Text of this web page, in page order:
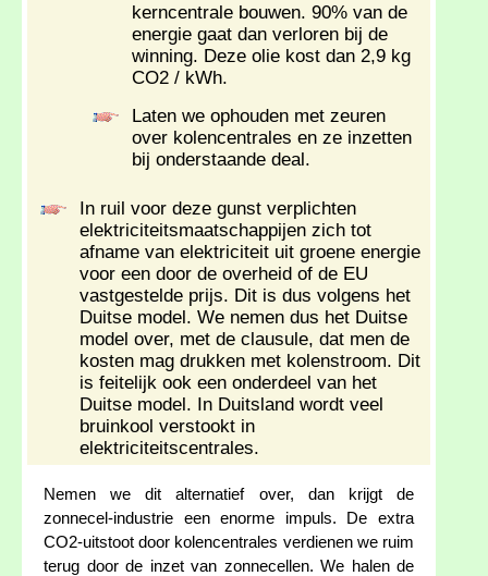
kerncentrale bouwen. 90% van de
energie gaat dan verloren bij de
winning. Deze olie kost dan 2,9 kg
CO2 / kWh.
Laten we ophouden met zeuren
over kolencentrales en ze inzetten
bij onderstaande deal.
In ruil voor deze gunst verplichten
elektriciteitsmaatschappijen zich tot
afname van elektriciteit uit groene energie
voor een door de overheid of de EU
vastgestelde prijs. Dit is dus volgens het
Duitse model. We nemen dus het Duitse
model over, met de clausule, dat men de
kosten mag drukken met kolenstroom. Dit
is feitelijk ook een onderdeel van het
Duitse model. In Duitsland wordt veel
bruinkool verstookt in
elektriciteitscentrales.
Nemen we dit alternatief over, dan krijgt de
zonnecel-industrie een enorme impuls. De extra
CO2-uitstoot door kolencentrales verdienen we ruim
terug door de inzet van zonnecellen. We halen de